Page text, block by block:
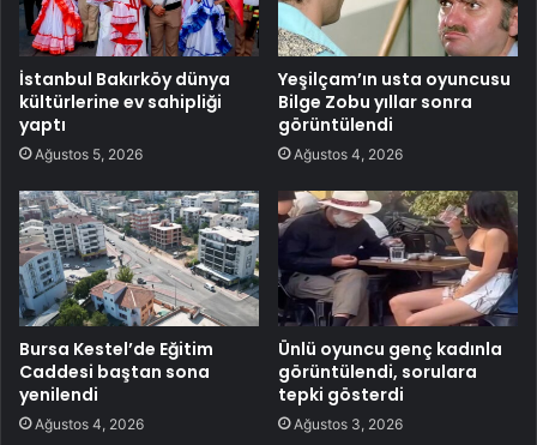
İstanbul Bakırköy dünya
kültürlerine ev sahipliği
yaptı
Ağustos 5, 2026
Yeşilçam’ın usta oyuncusu
Bilge Zobu yıllar sonra
görüntülendi
Ağustos 4, 2026
Bursa Kestel’de Eğitim
Caddesi baştan sona
yenilendi
Ağustos 4, 2026
Ünlü oyuncu genç kadınla
görüntülendi, sorulara
tepki gösterdi
Ağustos 3, 2026